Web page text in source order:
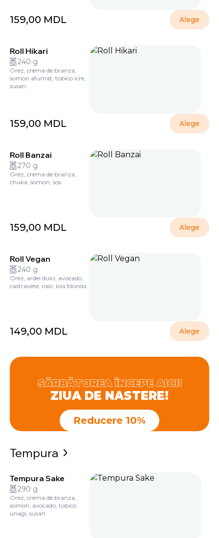
159,00 MDL Alege
Roll Hikari
240 g
Orez, crema de branza,
somon afumat, tobico icre,
susan.
159,00 MDL Alege
Roll Banzai
270 g
Orez, crema de branza,
chuka, somon, sos.
159,00 MDL Alege
Roll Vegan
240 g
Orez, ardei dulci, avocado,
castravete, rosii, lola blonda.
149,00 MDL Alege
SĂRBĂTOREA ÎNCEPE AICI!
ZIUA DE NASTERE!
Reducere 10%
Tempura
Tempura Sake
290 g
Orez, crema de branza,
somon, avocado, tobico
unagi, susan.